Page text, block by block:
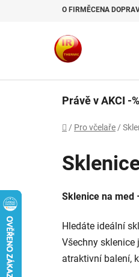
O FIRMĚCENA
Právě v AKCI -%
Domů
/ Pro včelaře /
Sklenice na med
Hledáte ideální
Všechny
atraktivní balení,